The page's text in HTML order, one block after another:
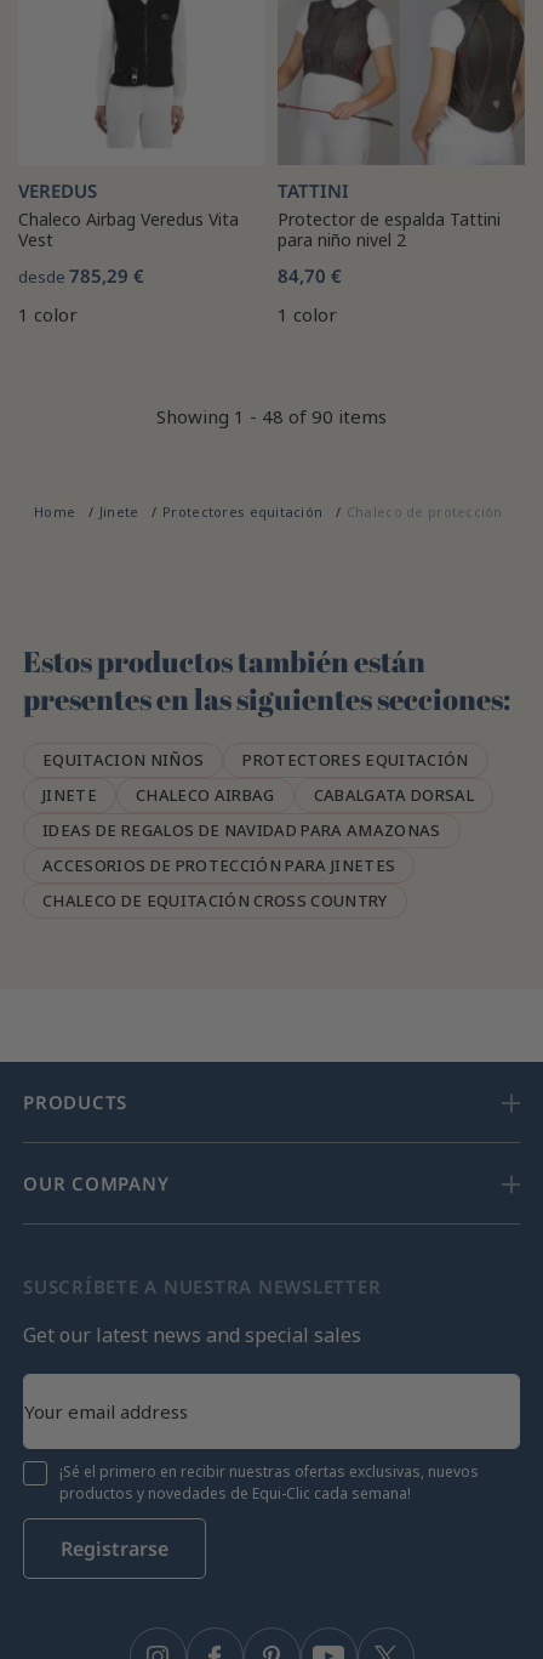
VEREDUS
Chaleco Airbag Veredus Vita
Vest
desde 785,29 €
1 color
TATTINI
Protector de espalda Tattini
para niño nivel 2
84,70 €
1 color
Showing 1 - 48 of 90 items
Home Jinete Protectores equitación Chaleco de protección
Estos productos también están
presentes en las siguientes secciones:
EQUITACION NIÑOS
PROTECTORES EQUITACIÓN
JINETE
CHALECO AIRBAG
CABALGATA DORSAL
IDEAS DE REGALOS DE NAVIDAD PARA AMAZONAS
ACCESORIOS DE PROTECCIÓN PARA JINETES
CHALECO DE EQUITACIÓN CROSS COUNTRY
PRODUCTS
OUR COMPANY
SUSCRÍBETE A NUESTRA NEWSLETTER
Get our latest news and special sales
¡Sé el primero en recibir nuestras ofertas exclusivas, nuevos
productos y novedades de Equi-Clic cada semana!
Registrarse